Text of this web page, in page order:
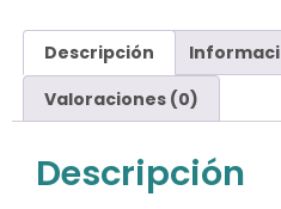
Descripción
Valoraciones (0)
Descripción